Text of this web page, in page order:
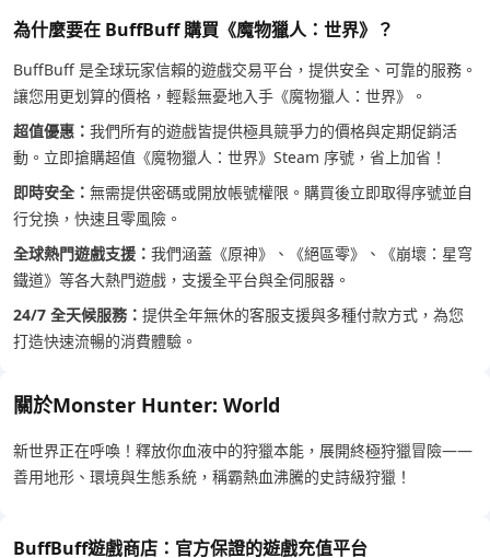
為什麼要在 BuffBuff 購買《魔物獵人：世界》？
BuffBuff 是全球玩家信賴的遊戲交易平台，提供安全、可靠的服務。
讓您用更划算的價格，輕鬆無憂地入手《魔物獵人：世界》。
超值優惠： 我們所有的遊戲皆提供極具競爭力的價格與定期促銷活
動。立即搶購超值《魔物獵人：世界》Steam 序號，省上加省！
即時安全： 無需提供密碼或開放帳號權限。購買後立即取得序號並自
行兌換，快速且零風險。
全球熱門遊戲支援： 我們涵蓋《原神》、《絕區零》、《崩壞：星穹
鐵道》等各大熱門遊戲，支援全平台與全伺服器。
24/7 全天候服務： 提供全年無休的客服支援與多種付款方式，為您
打造快速流暢的消費體驗。
關於Monster Hunter: World
新世界正在呼喚！釋放你血液中的狩獵本能，展開終極狩獵冒險——
善用地形、環境與生態系統，稱霸熱血沸騰的史詩級狩獵！
BuffBuff遊戲商店：官方保證的遊戲充值平台